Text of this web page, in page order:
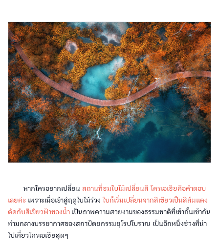
หากใครอยากเปลี่ยน สถานที่ชมใบไม้เปลี่ยนสี โครเอเชียคือคำตอบ
เลยค่ะ เพราะเมื่อเข้าสู่ฤดูใบไม้ร่วง ใบก็เริ่มเปลี่ยนจากสีเขียวเป็นสีส้มแดง
ตัดกับสีเขียวฟ้าของน้ำ เป็นภาพความสวยงามของธรรมชาติที่เข้ากั๊นเข้ากัน
ท่ามกลางบรรยากาศของสถาปัตยกรรมยุโรปโบราณ เป็นอีกหนึ่งช่วงที่น่า
ไปเที่ยวโครเอเชียสุดๆ